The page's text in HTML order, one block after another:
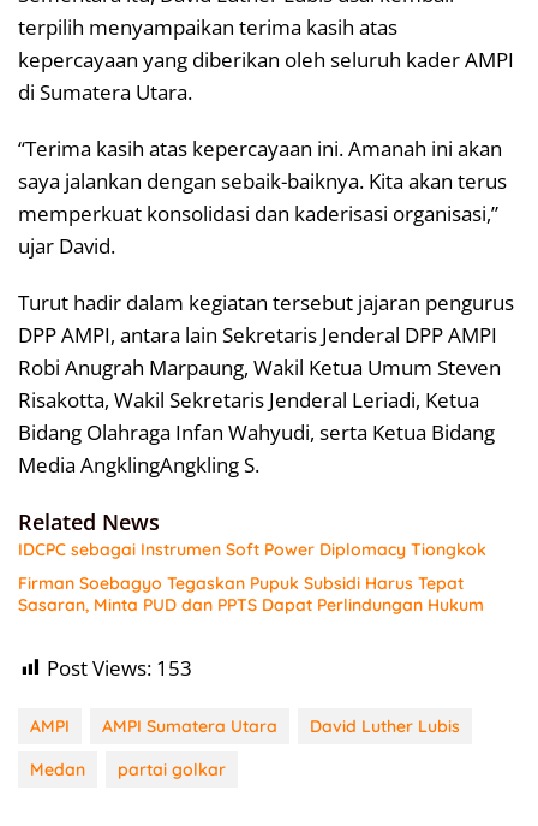
terpilih menyampaikan terima kasih atas
kepercayaan yang diberikan oleh seluruh kader AMPI
di Sumatera Utara.
“Terima kasih atas kepercayaan ini. Amanah ini akan
saya jalankan dengan sebaik-baiknya. Kita akan terus
memperkuat konsolidasi dan kaderisasi organisasi,”
ujar David.
Turut hadir dalam kegiatan tersebut jajaran pengurus
DPP AMPI, antara lain Sekretaris Jenderal DPP AMPI
Robi Anugrah Marpaung, Wakil Ketua Umum Steven
Risakotta, Wakil Sekretaris Jenderal Leriadi, Ketua
Bidang Olahraga Infan Wahyudi, serta Ketua Bidang
Media AngklingAngkling S.
Related News
IDCPC sebagai Instrumen Soft Power Diplomacy Tiongkok
Firman Soebagyo Tegaskan Pupuk Subsidi Harus Tepat
Sasaran, Minta PUD dan PPTS Dapat Perlindungan Hukum
Post Views: 153
AMPI AMPI Sumatera Utara
David Luther Lubis
Medan
partai golkar